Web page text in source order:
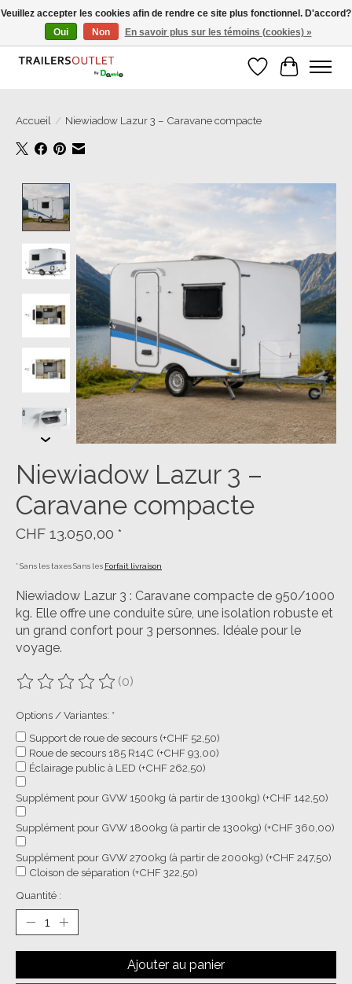
Grosse Auswahl an Anhänger direkt vom Hersteller!
Liste dePanier
Accueil / Niewiadow Lazur 3 – Caravane compacte
Product image slideshow Items
Niewiadow Lazur 3 –
Caravane compacte
CHF 13.050,00 *
* Sans les taxes Sans les Forfait livraison
Niewiadow Lazur 3 : Caravane compacte de 950/1000
kg. Elle offre une conduite sûre, une isolation robuste et
un grand confort pour 3 personnes. Idéale pour le
voyage.
Ce produit est évalué à
(0)
Options / Variantes: *
Support de roue de secours (+CHF 52,50)
Roue de secours 185 R14C (+CHF 93,00)
Éclairage public à LED (+CHF 262,50)
Supplément pour GVW 1500kg (à partir de 1300kg) (+CHF 142,50)
Supplément pour GVW 1800kg (à partir de 1300kg) (+CHF 360,00)
Supplément pour GVW 2700kg (à partir de 2000kg) (+CHF 247,50)
Cloison de séparation (+CHF 322,50)
Quantité :
Ajouter au panier
Veuillez accepter les cookies afin de rendre ce site plus fonctionnel. D'accord?
Oui
Non En savoir plus sur les témoins (cookies) »